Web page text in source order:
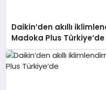
Daikin’den akıllı
Madoka Plus Türkiye’de